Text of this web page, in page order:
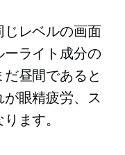
じレベルの画面
ライト成分の
昼間であると
眼精疲労、ス
ます。